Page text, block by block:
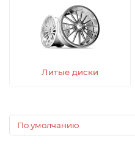
Литые диски